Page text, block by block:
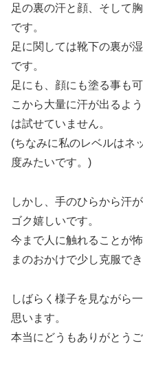
足の裏の汗と顔、そして
です。
足に関しては靴下の裏が
です。
足にも、顔にも塗る事も
こから大量に汗が出るよ
は試せていません。
(ちなみに私のレベルはネ
度みたいです。)
しかし、手のひらから汗
ゴク嬉しいです。
今まで人に触れることが
まのおかけで少し克服でき
しばらく様子を見ながら
思います。
本当にどうもありがとうご